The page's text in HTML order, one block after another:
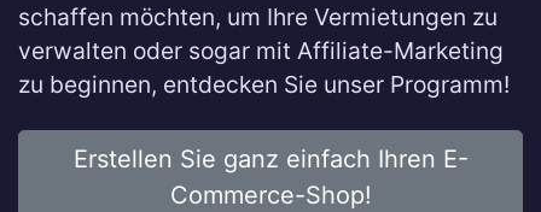
schaffen möchten, um Ihre Vermietungen zu
verwalten oder sogar mit Affiliate-Marketing
zu beginnen, entdecken Sie unser Programm!
Erstellen Sie ganz einfach Ihren E-
Commerce-Shop!